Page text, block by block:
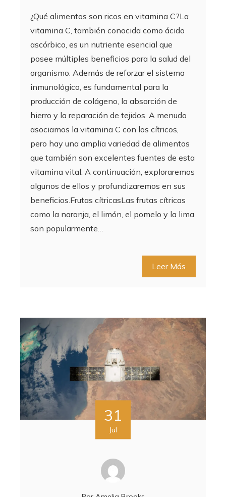
¿Qué alimentos son ricos en vitamina C?La
vitamina C, también conocida como ácido
ascórbico, es un nutriente esencial que
posee múltiples beneficios para la salud del
organismo. Además de reforzar el sistema
inmunológico, es fundamental para la
producción de colágeno, la absorción de
hierro y la reparación de tejidos. A menudo
asociamos la vitamina C con los cítricos,
pero hay una amplia variedad de alimentos
que también son excelentes fuentes de esta
vitamina vital. A continuación, exploraremos
algunos de ellos y profundizaremos en sus
beneficios.Frutas cítricasLas frutas cítricas
como la naranja, el limón, el pomelo y la lima
son popularmente…
Leer Más
31
Jul